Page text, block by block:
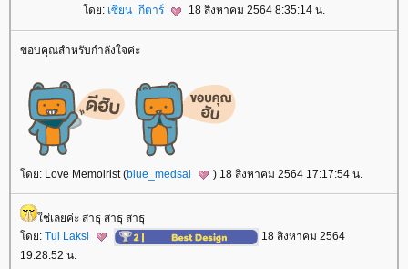
ดย: เซียน_กีตาร์ 18 สิงหาคม 2564 8:35:14 น.
ขอบคุณสำหรับกำลังใจค่ะ
ดย: Love Memoirist (blue_medsai ) 18 สิงหาคม 2564 17:17:54 น.
ช่เลยค่ะ สาธุ สาธุ สาธุ
ดย: Tui Laksi
18 สิงหาคม 2564
19:28:52 น.